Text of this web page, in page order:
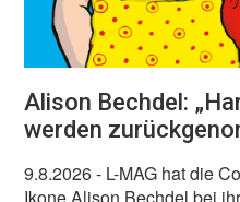
Alison Bechdel:
werden
9.8.2026- L-MAG hat die